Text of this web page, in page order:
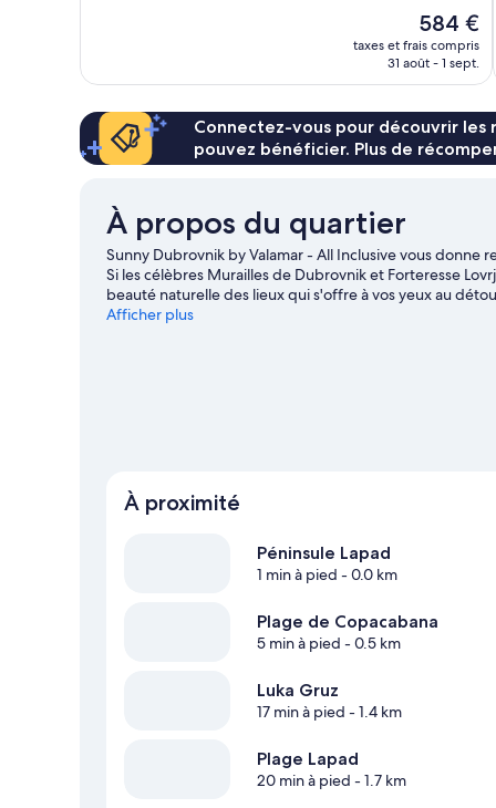
Le
nouveau
prix
584 €
584 €
taxes et frais compris
31 août - 1 sept.
Connectez-vous pour découvrir
pouvez bénéficier. Plus de
À propos du quartier
Sunny Dubrovnik by Valamar - All Inclusive vous donne
Si les célèbres Murailles de Dubrovnik et Forteresse
beauté naturelle des lieux qui s'offre à vos yeux au
Pensez également à ajouter Terminal ferry de
Afficher plus
À proximité
Péninsule Lapad
1 min à pied - 0.0 km
Plage de Copacabana
5 min à pied - 0.5 km
Luka Gruz
17 min à pied - 1.4 km
Plage Lapad
20 min à pied - 1.7 km